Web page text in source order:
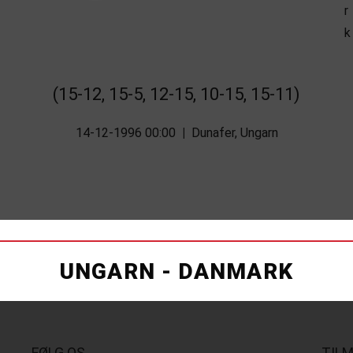
(15-12, 15-5, 12-15, 10-15, 15-11)
14-12-1996 00:00 Dunafer, Ungarn
UNGARN - DANMARK